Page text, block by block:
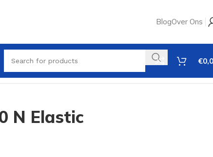
BlogOver Ons
€
N Elastic